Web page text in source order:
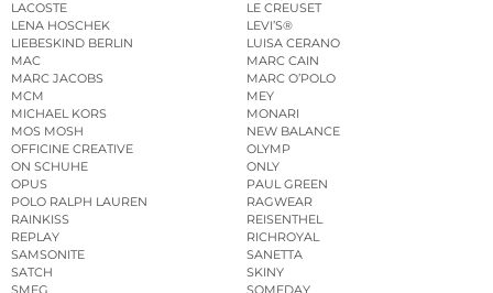
LACOSTE
LE CREUSET
LENA HOSCHEK
LEVI’S®
LIEBESKIND BERLIN
LUISA CERANO
MAC
MARC CAIN
MARC JACOBS
MARC O’POLO
MCM
MEY
MICHAEL KORS
MONARI
MOS MOSH
NEW BALANCE
OFFICINE CREATIVE
OLYMP
ON SCHUHE
ONLY
OPUS
PAUL GREEN
POLO RALPH LAUREN
RAGWEAR
RAINKISS
REISENTHEL
REPLAY
RICHROYAL
SAMSONITE
SANETTA
SATCH
SKINY
SMEG
SOMEDAY